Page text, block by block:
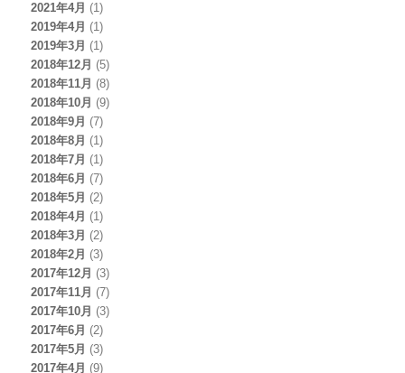
2021年4月 (1)
2019年4月 (1)
2019年3月 (1)
2018年12月 (5)
2018年11月 (8)
2018年10月 (9)
2018年9月 (7)
2018年8月 (1)
2018年7月 (1)
2018年6月 (7)
2018年5月 (2)
2018年4月 (1)
2018年3月 (2)
2018年2月 (3)
2017年12月 (3)
2017年11月 (7)
2017年10月 (3)
2017年6月 (2)
2017年5月 (3)
2017年4月 (9)